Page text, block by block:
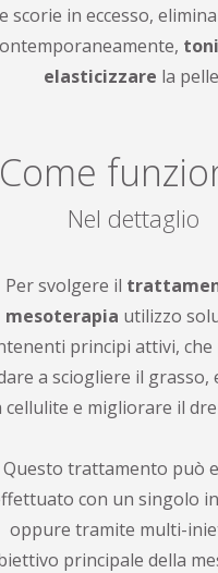
scorie in eccesso,
elasticizzare la
Come
Nel dettaglio
Per svolgere il
mesoterapia utilizzo
principi attivi, che
a sciogliere il grasso,
cellulite e migliorare il
Questo trattamento può
con un singolo
oppure tramite multi-
principale della